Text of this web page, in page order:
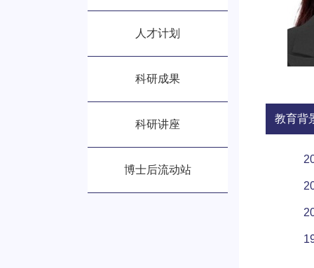
人才计划
科研成果
科研讲座
博士后流动站
教育背